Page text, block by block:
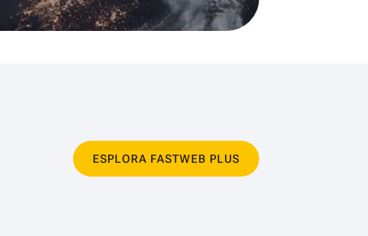
ESPLORA FASTWEB PLUS